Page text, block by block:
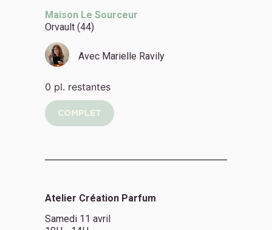
Maison Le Sourceur
Orvault (44)
Avec Marielle Ravily
0 pl. restantes
COMPLET
Atelier Création Parfum
Samedi 11 avril